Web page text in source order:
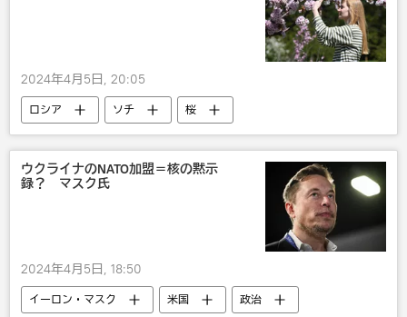
2024年4月5日, 20:05
ロシア ソチ 桜
ウクライナのNATO加盟＝核の黙示
録？ マスク氏
2024年4月5日, 18:50
イーロン・マスク 米国
政治